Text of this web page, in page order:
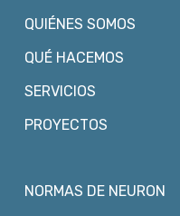
QUIÉNES SOMOS
QUÉ HACEMOS
SERVICIOS
PROYECTOS
NORMAS DE NEURON